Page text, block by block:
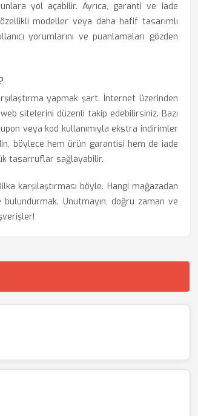
yol açabilir. Ayrıca, garanti ve iade
modeller veya daha hafif tasarımlı
yorumlarını ve puanlamaları gözden
yapmak şart. İnternet üzerinden
sitelerini düzenli takip edebilirsiniz. Bazı
veya kod kullanımıyla ekstra indirimler
böylece hem ürün garantisi hem de iade
tasarruflar sağlayabilir.
karşılaştırması böyle. Hangi mağazadan
bulundurmak. Unutmayın, doğru zaman ve